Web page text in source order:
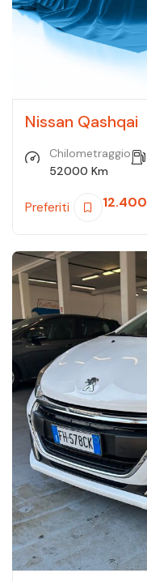
Nissan Qashqai
Chilometraggio
52000 Km
Preferiti 12.400